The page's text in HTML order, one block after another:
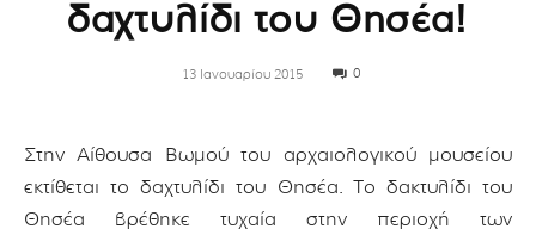
δαχτυλίδι του Θησέα!
13 Ιανουαρίου 2015 0
Στην Αίθουσα Βωμού του αρχαιολογικού μουσείου
εκτίθεται το δαχτυλίδι του Θησέα. Το δακτυλίδι του
Θησέα βρέθηκε τυχαία στην περιοχή των